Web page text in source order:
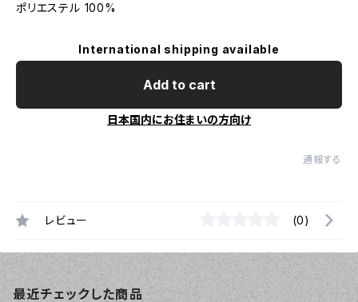
ポリエステル 100%
International shipping available
Add to cart
日本国内にお住まいの方向け
通報する
レビュー (0)
最近チェックした商品